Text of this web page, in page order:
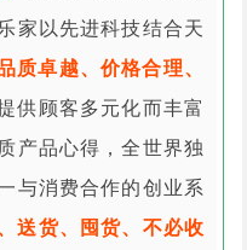
家以先进科技结合天
质卓越、价格合理、
供顾客多元化而丰富
产品心得，全世界独
与消费合作的创业系
送货、囤货、不必收